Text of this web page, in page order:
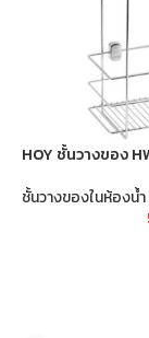
HOY ชั้นวางของ
ชั้นวางของในห้องน้ำ